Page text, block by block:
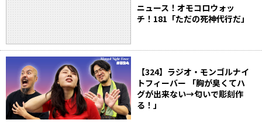
ニュース！オモコロウォッ
チ！181「ただの死神代行だ」
【324】ラジオ・モンゴルナイ
トフィーバー 「胸が臭くてハ
グが出来ない→匂いで彫刻作
る！」